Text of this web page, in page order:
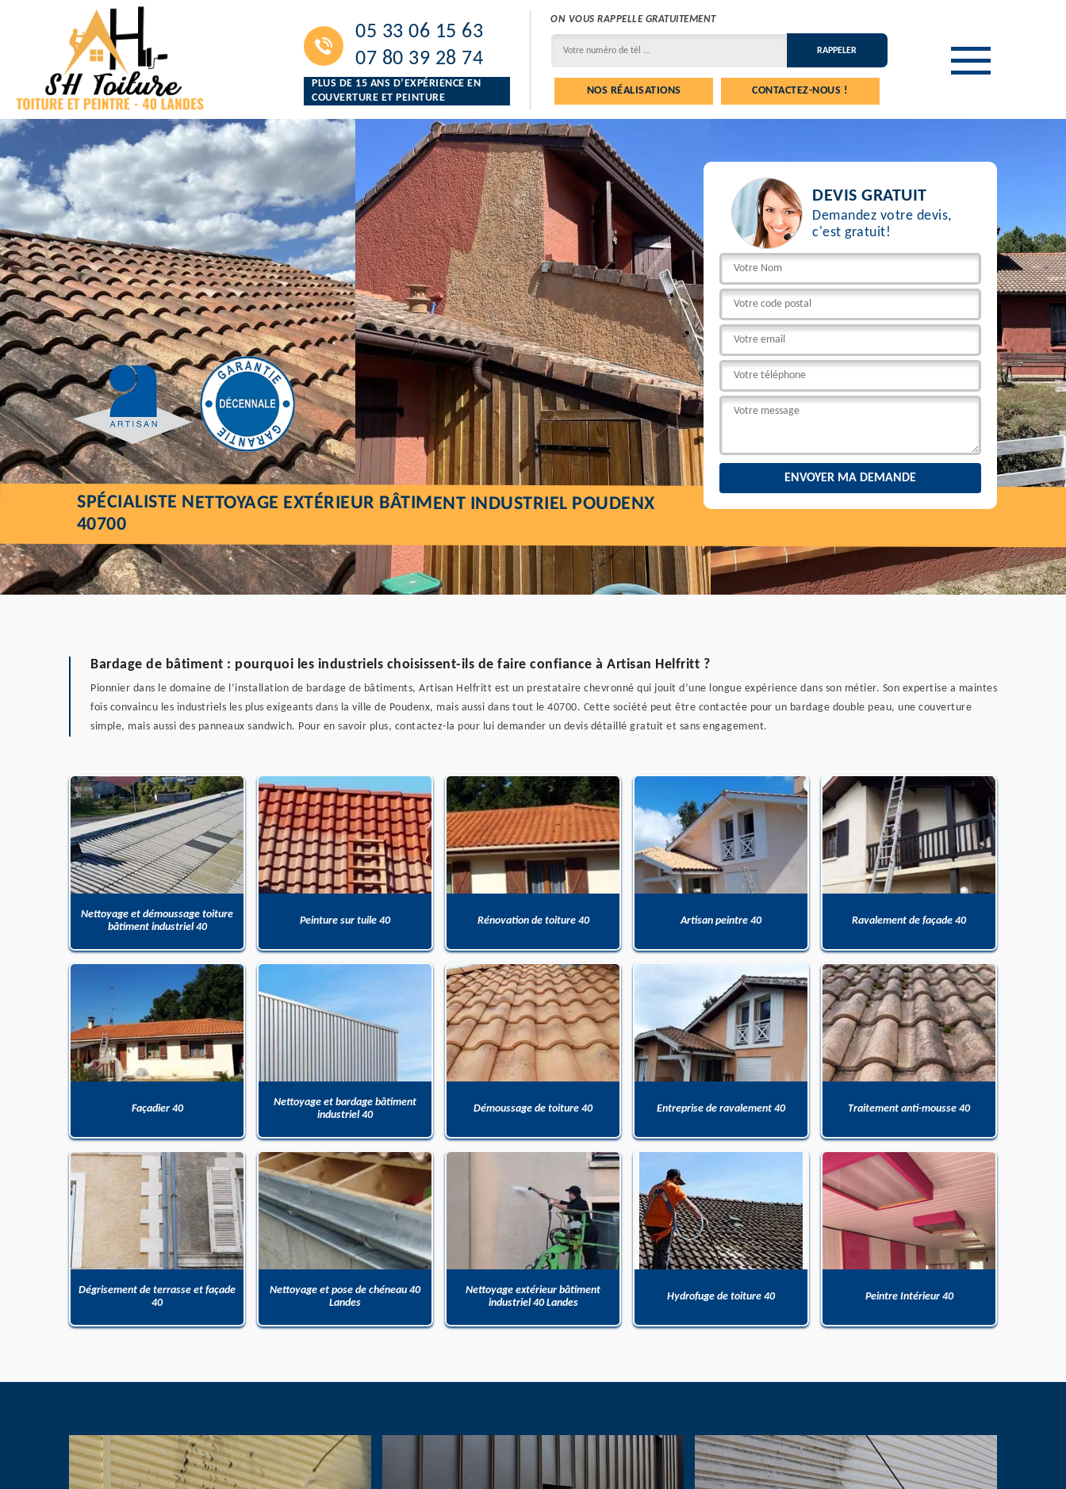
05 33 06 15 63
07 80 39 28 74
PLUS DE 15 ANS D’EXPÉRIENCE EN
COUVERTURE ET PEINTURE
ON VOUS RAPPELLE GRATUITEMENT
NOS RÉALISATIONS CONTACTEZ-NOUS !
DEVIS GRATUIT
Demandez votre devis,
c'est gratuit!
SPÉCIALISTE NETTOYAGE EXTÉRIEUR BÂTIMENT INDUSTRIEL POUDENX
40700
Bardage de bâtiment : pourquoi les industriels choisissent-ils de faire confiance à Artisan Helfritt ?
Pionnier dans le domaine de l’installation de bardage de bâtiments, Artisan Helfritt est un prestataire chevronné qui jouit d’une longue expérience dans son métier. Son expertise a maintes
fois convaincu les industriels les plus exigeants dans la ville de Poudenx, mais aussi dans tout le 40700. Cette société peut être contactée pour un bardage double peau, une couverture
simple, mais aussi des panneaux sandwich. Pour en savoir plus, contactez-la pour lui demander un devis détaillé gratuit et sans engagement.
Nettoyage et démoussage toiture
bâtiment industriel 40
Peinture sur tuile 40 Rénovation de toiture 40 Artisan peintre 40 Ravalement de façade 40
Façadier 40
Nettoyage et bardage bâtiment
industriel 40
Démoussage de toiture 40 Entreprise de ravalement 40 Traitement anti-mousse 40
Dégrisement de terrasse et façade
40
Nettoyage et pose de chéneau 40
Landes
Nettoyage extérieur bâtiment
industriel 40 Landes
Hydrofuge de toiture 40 Peintre Intérieur 40